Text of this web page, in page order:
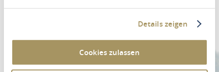
Details zeigen
Cookies zulassen